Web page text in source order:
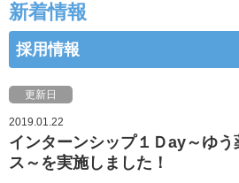
新着情報
採用情報
更新日
2019.01.22
インターンシップ１Ｄay～ゆ
ス～を実施しました！